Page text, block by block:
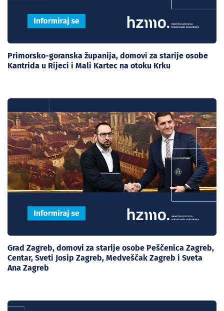
Primorsko-goranska županija, domovi za starije osobe
Kantrida u Rijeci i Mali Kartec na otoku Krku
Grad Zagreb, domovi za starije osobe Peščenica Zagreb,
Centar, Sveti Josip Zagreb, Medveščak Zagreb i Sveta
Ana Zagreb